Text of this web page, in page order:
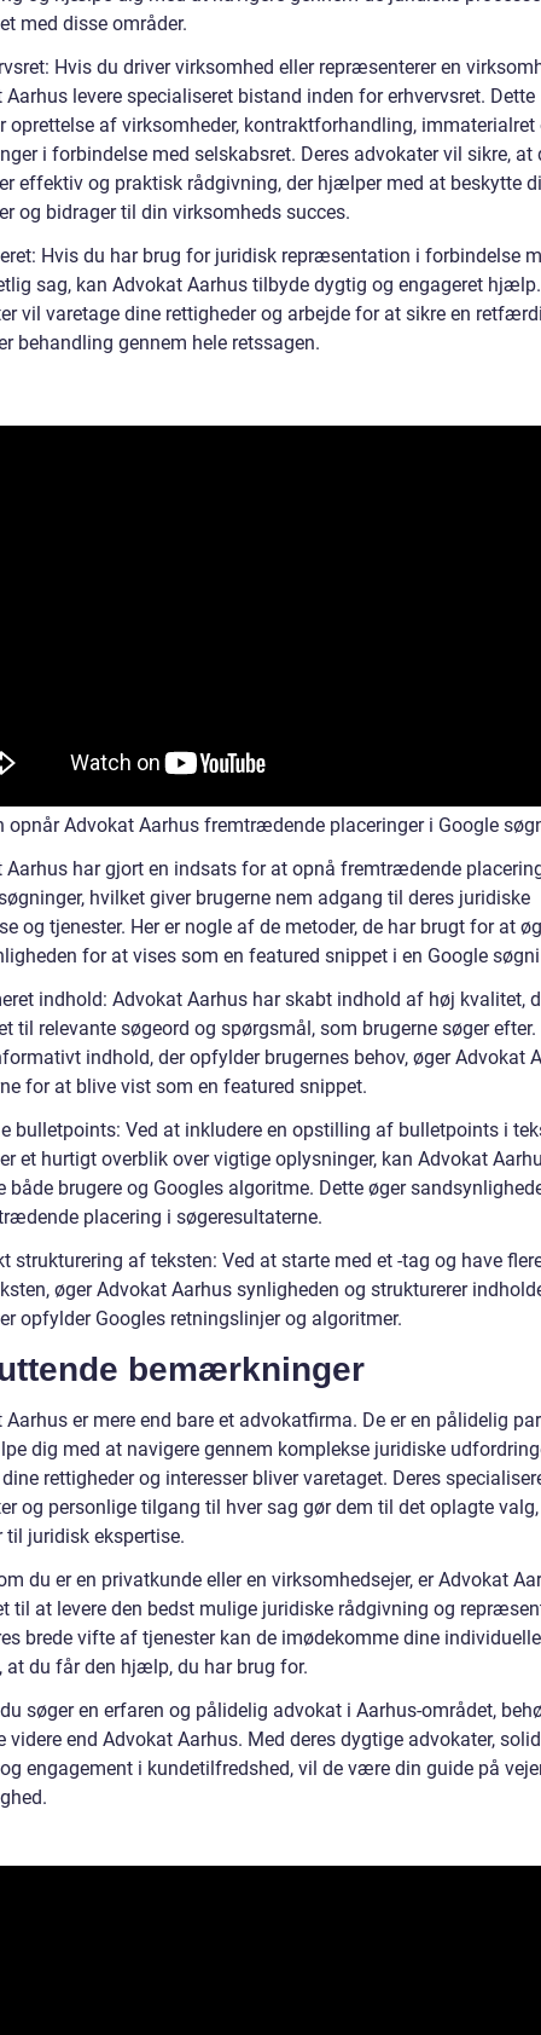
med disse områder.
Hvis du driver virksomhed eller repræsenterer en
Aarhus levere specialiseret bistand inden for erhvervsret. Dette
oprettelse af virksomheder, kontraktforhandling, immaterialret
i forbindelse med selskabsret. Deres advokater vil sikre, at
effektiv og praktisk rådgivning, der hjælper med at beskytte
og bidrager til din virksomheds succes.
Hvis du har brug for juridisk repræsentation i forbindelse
sag, kan Advokat Aarhus tilbyde dygtig og engageret
vil varetage dine rettigheder og arbejde for at sikre en
behandling gennem hele retssagen.
opnår Advokat Aarhus fremtrædende placeringer i Google
Aarhus har gjort en indsats for at opnå fremtrædende
hvilket giver brugerne nem adgang til deres juridiske
og tjenester. Her er nogle af de metoder, de har brugt for at
for at vises som en featured snippet i en Google
indhold: Advokat Aarhus har skabt indhold af høj kvalitet,
til relevante søgeord og spørgsmål, som brugerne søger efter.
indhold, der opfylder brugernes behov, øger Advokat
for at blive vist som en featured snippet.
bulletpoints: Ved at inkludere en opstilling af bulletpoints i
et hurtigt overblik over vigtige oplysninger, kan Advokat
brugere og Googles algoritme. Dette øger
placering i søgeresultaterne.
strukturering af teksten: Ved at starte med et -tag og have
øger Advokat Aarhus synligheden og strukturerer
opfylder Googles retningslinjer og algoritmer.
bemærkninger
Aarhus er mere end bare et advokatfirma. De er en pålidelig
dig med at navigere gennem komplekse juridiske
rettigheder og interesser bliver varetaget. Deres
og personlige tilgang til hver sag gør dem til det oplagte
til juridisk ekspertise.
du er en privatkunde eller en virksomhedsejer, er Advokat
til at levere den bedst mulige juridiske rådgivning og
brede vifte af tjenester kan de imødekomme dine
at du får den hjælp, du har brug for.
søger en erfaren og pålidelig advokat i Aarhus-området,
videre end Advokat Aarhus. Med deres dygtige advokater,
engagement i kundetilfredshed, vil de være din guide på